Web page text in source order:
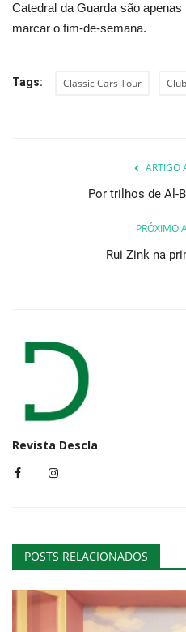
Catedral da Guarda são
marcar o fim-de-semana.
Tags: Classic Cars Tour
ARTIGO
Por trilhos de Al-
PRÓXIMO
Rui Zink na
Revista Descla
POSTS RELACIONADOS